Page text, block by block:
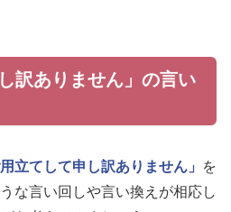
訳ありません」の言い
用立てして申し訳ありません」
を
な言い回しや言い換えが相応し